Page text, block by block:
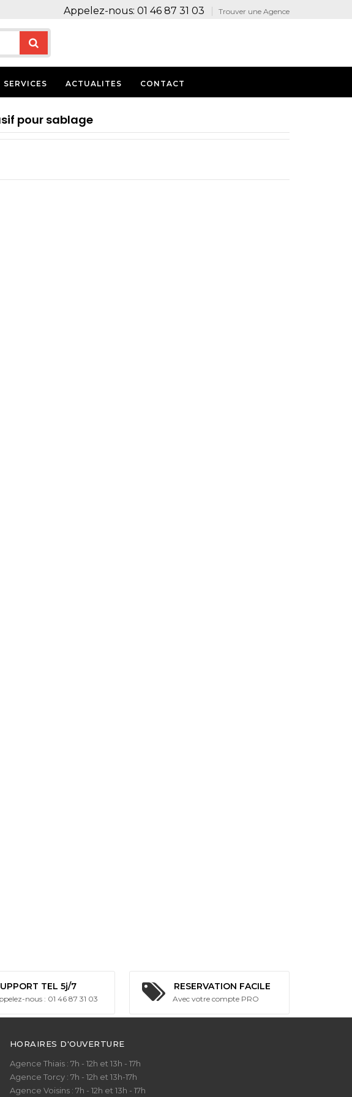
Appelez-nous: 01 46 87 31 03 Trouver une Agence
SERVICES ACTUALITES CONTACT
pour sablage
TEL 5j/7
nous : 01 46 87 31 03
RESERVATION FACILE
Avec votre compte PRO
HORAIRES D'OUVERTURE
Agence Thiais : 7h - 12h et 13h - 17h
Agence Torcy : 7h - 12h et 13h-17h
Agence Voisins : 7h - 12h et 13h - 17h